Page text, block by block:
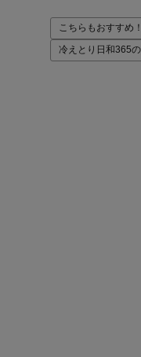
こちらもおすすめ
冷えとり日和365